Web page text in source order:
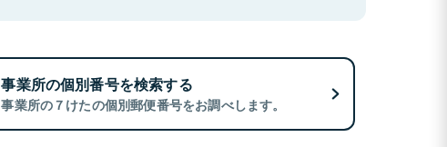
事業所の個別番号を検索する
事業所の７けたの個別郵便番号をお調べします。